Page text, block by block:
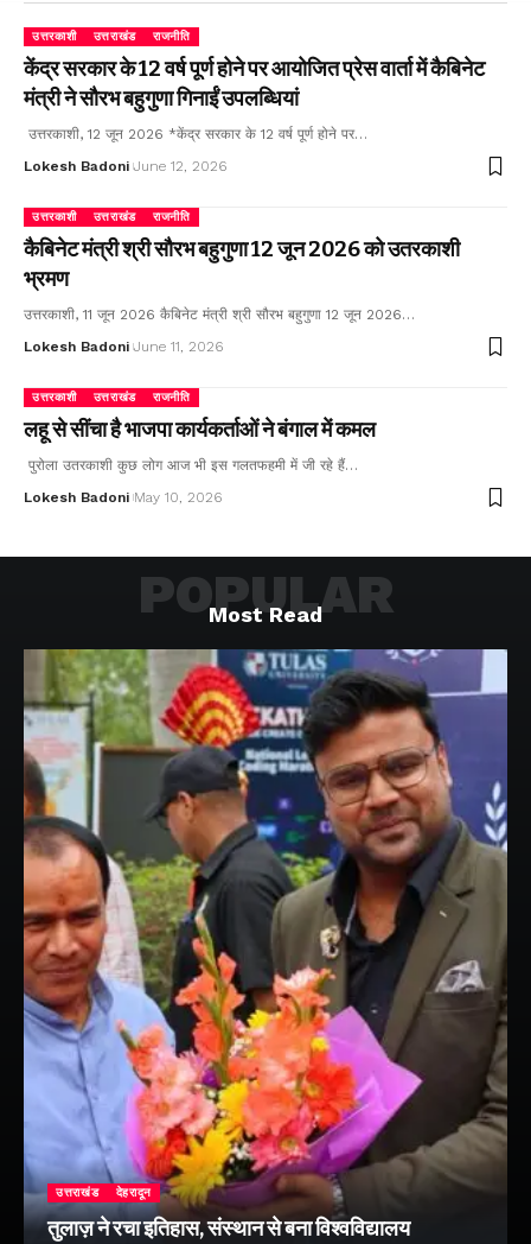
उत्तरकाशी उत्तराखंड राजनीति
केंद्र सरकार के 12 वर्ष पूर्ण होने पर आयोजित प्रेस वार्ता में कैबिनेट
मंत्री ने सौरभ बहुगुणा गिनाईं उपलब्धियां
उत्तरकाशी, 12 जून 2026 *केंद्र सरकार के 12 वर्ष पूर्ण होने पर…
Lokesh Badoni June 12, 2026
उत्तरकाशी उत्तराखंड राजनीति
कैबिनेट मंत्री श्री सौरभ बहुगुणा 12 जून 2026 को उतरकाशी
भ्रमण
उत्तरकाशी, 11 जून 2026 कैबिनेट मंत्री श्री सौरभ बहुगुणा 12 जून 2026…
Lokesh Badoni June 11, 2026
उत्तरकाशी उत्तराखंड राजनीति
लहू से सींचा है भाजपा कार्यकर्ताओं ने बंगाल में कमल
पुरोला उतरकाशी कुछ लोग आज भी इस गलतफहमी में जी रहे हैं…
Lokesh Badoni May 10, 2026
Most Read
POPULAR
उत्तराखंड देहरादून
तुलाज़ ने रचा इतिहास, संस्थान से बना विश्वविद्यालय